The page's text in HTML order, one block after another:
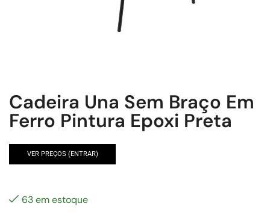
Cadeira Una Sem Braço Em
Ferro Pintura Epoxi Preta
VER PREÇOS (ENTRAR)
63 em estoque